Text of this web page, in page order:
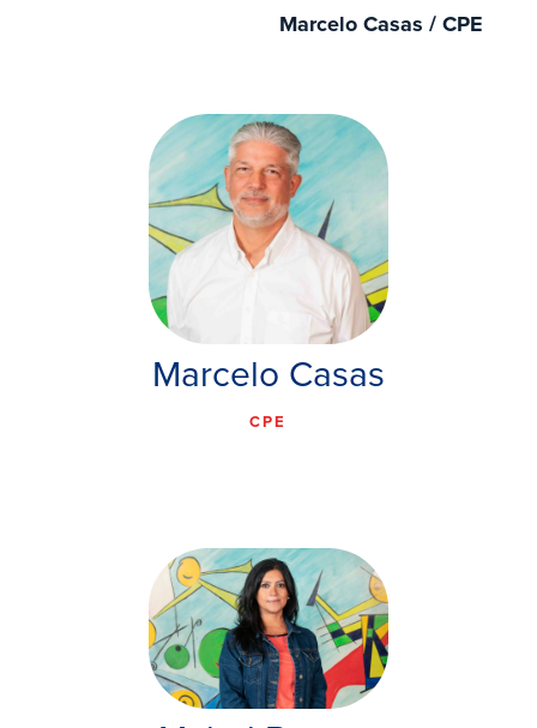
Marcelo Casas /CPE
Marcelo Casas
CPE